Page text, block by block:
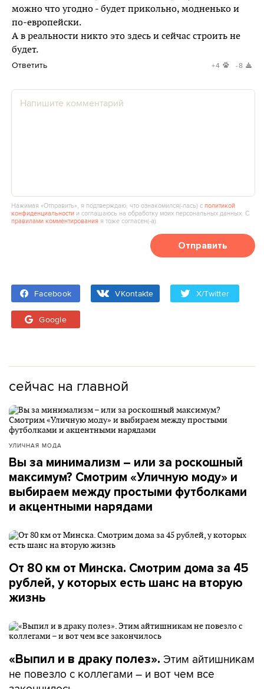
можно что угодно - будет прикольно, модненько и
по-европейски.
А в реальности никто это здесь и сейчас строить не
будет.
Ответить +4 -8
Нажимая «Отправить», я подтверждаю, что ознакомился(‑лась) сполитикой
конфиденциальности и соглашаюсь на обработку моих персональных данных. С
правилами комментирования я тоже согласен(‑а).
Отправить
Facebook VKontakte X/Twitter
Google
сейчас на главной
УЛИЧНАЯ МОДА
Вы за минимализм – или за роскошный
максимум? Смотрим «Уличную моду» и
выбираем между простыми футболками
и акцентными нарядами
От 80 км от Минска. Смотрим дома за 45
рублей, у которых есть шанс на вторую
жизнь
«Выпил и в драку полез». Этим айтишникам
не повезло с коллегами – и вот чем все